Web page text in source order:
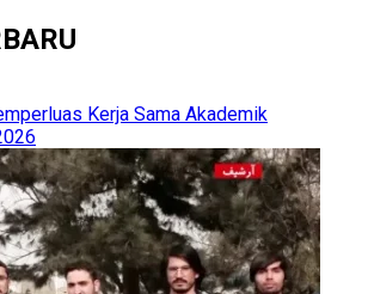
Kerja Sama Akademik